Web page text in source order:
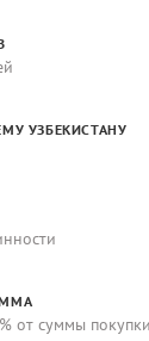
УЗБЕКИСТАНУ
от суммы покупки